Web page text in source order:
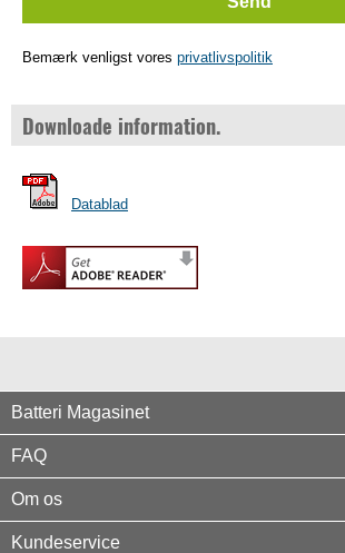
Bemærk venligst vores privatlivspolitik
Downloade information.
Datablad
Batteri Magasinet
FAQ
Om os
Kundeservice